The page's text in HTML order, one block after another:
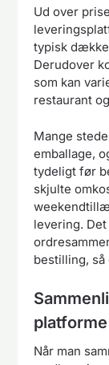
Ud over
typisk
Derudover
som kan
restaurant
Mange
emballage,
tydeligt før
skjulte
levering.
bestilling, så
Når man